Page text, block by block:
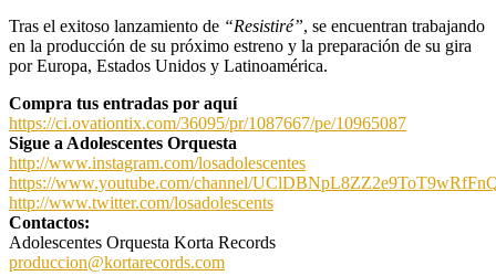
Tras el exitoso lanzamiento de “Resistiré”, se encuentran trabajando
en la producción de su próximo estreno y la preparación de su gira
por Europa, Estados Unidos y Latinoamérica.
Compra tus entradas por aquí
https://ci.ovationtix.com/36095/pr/1087667/pe/10965087
Sigue a Adolescentes Orquesta
http://www.instagram.com/losadolescentes
https://www.youtube.com/channel/
http://www.twitter.com/losadolescents
Contactos:
Adolescentes Orquesta Korta Records
produccion@kortarecords.com